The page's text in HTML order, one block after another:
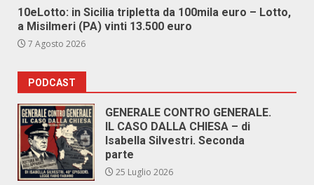
10eLotto: in Sicilia tripletta da 100mila euro – Lotto,
a Misilmeri (PA) vinti 13.500 euro
7 Agosto 2026
PODCAST
GENERALE CONTRO GENERALE.
IL CASO DALLA CHIESA – di
Isabella Silvestri. Seconda
parte
25 Luglio 2026